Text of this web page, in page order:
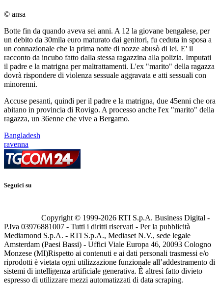
© ansa
Botte fin da quando aveva sei anni. A 12 la giovane bengalese, per
un debito da 30mila euro maturato dai genitori, fu ceduta in sposa a
un connazionale che la prima notte di nozze abusò di lei. E' il
racconto da incubo fatto dalla stessa ragazzina alla polizia. Imputati
il padre e la matrigna per maltrattamenti. L'ex "marito" della ragazza
dovrà rispondere di violenza sessuale aggravata e atti sessuali con
minorenni.
Accuse pesanti, quindi per il padre e la matrigna, due 45enni che ora
abitano in provincia di Rovigo. A processo anche l'ex "marito" della
ragazza, un 36enne che vive a Bergamo.
Bangladesh
ravenna
Seguici su
Copyright © 1999-2026 RTI S.p.A. Business Digital -
P.Iva 03976881007 - Tutti i diritti riservati - Per la pubblicità
Mediamond S.p.A. - RTI S.p.A., Mediaset N.V., sede legale
Amsterdam (Paesi Bassi) - Uffici Viale Europa 46, 20093 Cologno
Monzese (MI)Rispetto ai contenuti e ai dati personali trasmessi e/o
riprodotti è vietata ogni utilizzazione funzionale all’addestramento di
sistemi di intelligenza artificiale generativa. È altresì fatto divieto
espresso di utilizzare mezzi automatizzati di data scraping.